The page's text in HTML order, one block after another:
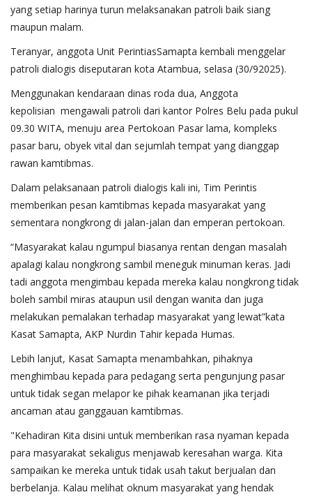
yang setiap harinya turun melaksanakan patroli baik siang
maupun malam.
Teranyar, anggota Unit PerintiasSamapta kembali menggelar
patroli dialogis diseputaran kota Atambua, selasa (30/92025).
Menggunakan kendaraan dinas roda dua, Anggota
kepolisian mengawali patroli dari kantor Polres Belu pada pukul
09.30 WITA, menuju area Pertokoan Pasar lama, kompleks
pasar baru, obyek vital dan sejumlah tempat yang dianggap
rawan kamtibmas.
Dalam pelaksanaan patroli dialogis kali ini, Tim Perintis
memberikan pesan kamtibmas kepada masyarakat yang
sementara nongkrong di jalan-jalan dan emperan pertokoan.
“Masyarakat kalau ngumpul biasanya rentan dengan masalah
apalagi kalau nongkrong sambil meneguk minuman keras. Jadi
tadi anggota mengimbau kepada mereka kalau nongkrong tidak
boleh sambil miras ataupun usil dengan wanita dan juga
melakukan pemalakan terhadap masyarakat yang lewat”kata
Kasat Samapta, AKP Nurdin Tahir kepada Humas.
Lebih lanjut, Kasat Samapta menambahkan, pihaknya
menghimbau kepada para pedagang serta pengunjung pasar
untuk tidak segan melapor ke pihak keamanan jika terjadi
ancaman atau ganggauan kamtibmas.
"Kehadiran Kita disini untuk memberikan rasa nyaman kepada
para masyarakat sekaligus menjawab keresahan warga. Kita
sampaikan ke mereka untuk tidak usah takut berjualan dan
berbelanja. Kalau melihat oknum masyarakat yang hendak